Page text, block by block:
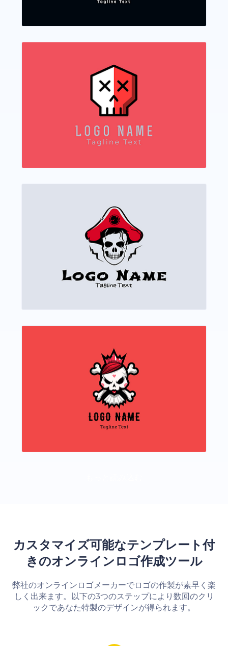
カスタマイズ可能なテンプレート付
きのオンラインロゴ作成ツール
弊社のオンラインロゴメーカーでロゴの作製が素早く楽
しく出来ます。以下の3つのステップにより数回のクリ
ックであなた特製のデザインが得られます。